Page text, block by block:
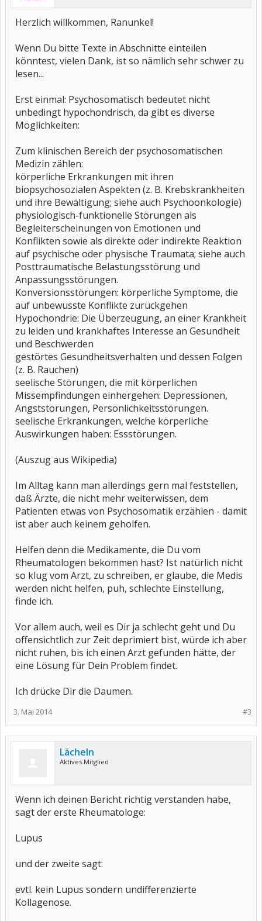
Herzlich willkommen, Ranunkel!
Wenn Du bitte Texte in Abschnitte einteilen
könntest, vielen Dank, ist so nämlich sehr schwer zu
lesen...
Erst einmal: Psychosomatisch bedeutet nicht
unbedingt hypochondrisch, da gibt es diverse
Möglichkeiten:
Zum klinischen Bereich der psychosomatischen
Medizin zählen:
körperliche Erkrankungen mit ihren
biopsychosozialen Aspekten (z. B. Krebskrankheiten
und ihre Bewältigung; siehe auch Psychoonkologie)
physiologisch-funktionelle Störungen als
Begleiterscheinungen von Emotionen und
Konflikten sowie als direkte oder indirekte Reaktion
auf psychische oder physische Traumata; siehe auch
Posttraumatische Belastungsstörung und
Anpassungsstörungen.
Konversionsstörungen: körperliche Symptome, die
auf unbewusste Konflikte zurückgehen
Hypochondrie: Die Überzeugung, an einer Krankheit
zu leiden und krankhaftes Interesse an Gesundheit
und Beschwerden
gestörtes Gesundheitsverhalten und dessen Folgen
(z. B. Rauchen)
seelische Störungen, die mit körperlichen
Missempfindungen einhergehen: Depressionen,
Angststörungen, Persönlichkeitsstörungen.
seelische Erkrankungen, welche körperliche
Auswirkungen haben: Essstörungen.
(Auszug aus Wikipedia)
Im Alltag kann man allerdings gern mal feststellen,
daß Ärzte, die nicht mehr weiterwissen, dem
Patienten etwas von Psychosomatik erzählen - damit
ist aber auch keinem geholfen.
Helfen denn die Medikamente, die Du vom
Rheumatologen bekommen hast? Ist natürlich nicht
so klug vom Arzt, zu schreiben, er glaube, die Medis
werden nicht helfen, puh, schlechte Einstellung,
finde ich.
Vor allem auch, weil es Dir ja schlecht geht und Du
offensichtlich zur Zeit deprimiert bist, würde ich aber
nicht ruhen, bis ich einen Arzt gefunden hätte, der
eine Lösung für Dein Problem findet.
Ich drücke Dir die Daumen.
#3
3. Mai 2014
Lächeln
Aktives Mitglied
Wenn ich deinen Bericht richtig verstanden habe,
sagt der erste Rheumatologe:
Lupus
und der zweite sagt:
evtl. kein Lupus sondern undifferenzierte
Kollagenose.